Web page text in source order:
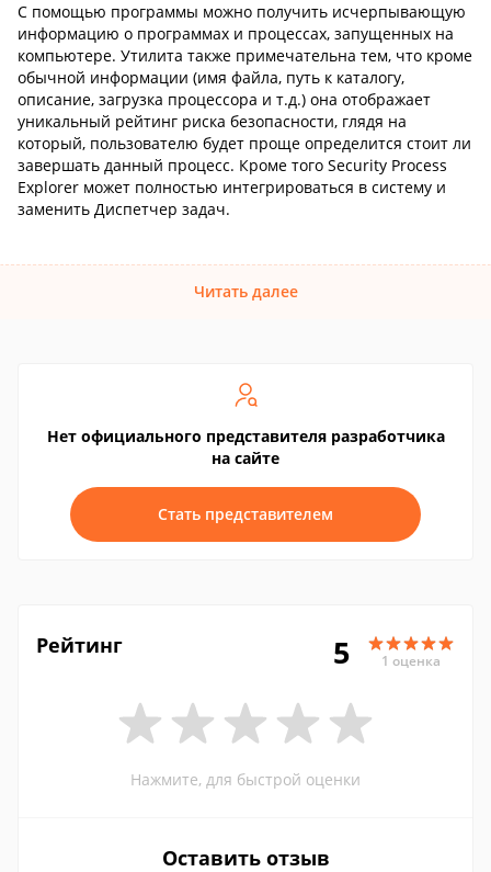
С помощью программы можно получить исчерпывающую
информацию о программах и процессах, запущенных на
компьютере. Утилита также примечательна тем, что кроме
обычной информации (имя файла, путь к каталогу,
описание, загрузка процессора и т.д.) она отображает
уникальный рейтинг риска безопасности, глядя на
который, пользователю будет проще определится стоит ли
завершать данный процесс. Кроме того Security Process
Explorer может полностью интегрироваться в систему и
заменить Диспетчер задач.
Читать далее
Нет официального представителя разработчика
на сайте
Стать представителем
Рейтинг 5 1 оценка
Нажмите, для быстрой оценки
Оставить отзыв